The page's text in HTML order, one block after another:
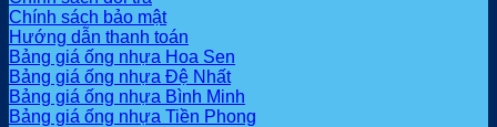
Chính sách bảo mật
Hướng dẫn thanh toán
Bảng giá ống nhựa Hoa Sen
Bảng giá ống nhựa Đệ Nhất
Bảng giá ống nhựa Bình Minh
Bảng giá ống nhựa Tiền Phong